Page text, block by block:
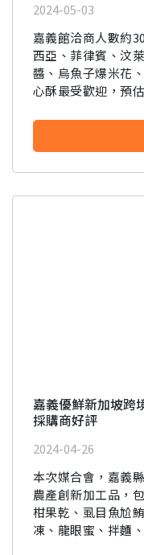
2024-05-03
嘉義館洽商人數約
西亞、菲律賓、汶
醬、烏魚子爆米花
心酥最受歡迎，預
嘉義優鮮新加坡跨
採購商好評
2024-04-26
本次媒合會，嘉義
農產創新加工品，
柑果乾、虱目魚尬
凍、龍眼蜜、拌麵